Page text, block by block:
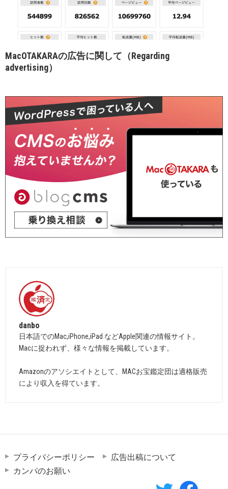
MacOTAKARAの広告に関して（Regarding
advertising）
danbo
日本語でのMac,iPhone,iPad などApple関連の情報サイト。
Macに捉われず、様々な情報を掲載しています。
Amazonのアソシエイトとして、MACお宝鑑定団は適格販売
により収入を得ています。
プライバシーポリシー
広告出稿について
カンパのお願い